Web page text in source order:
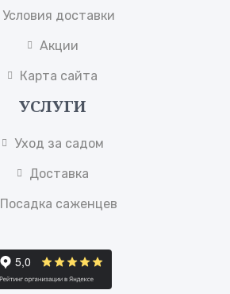
Условия доставки
Акции
Карта сайта
УСЛУГИ
Уход за садом
Доставка
Посадка саженцев